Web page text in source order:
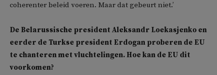
coherenter beleid voeren. Maar dat gebeurt niet.’
De Belarussische president Aleksandr Loekasjenko en
eerder de Turkse president Erdogan proberen de EU
te chanteren met vluchtelingen. Hoe kan de EU dit
voorkomen?